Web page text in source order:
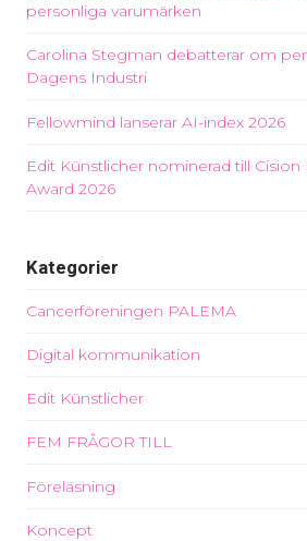
personliga varumärken
Carolina Stegman debatterar om
Dagens Industri
Fellowmind lanserar AI-index 2026
Edit Künstlicher nominerad till
Award 2026
Kategorier
Cancerföreningen PALEMA
Digital kommunikation
Edit Künstlicher
FEM FRÅGOR TILL
Föreläsning
Koncept